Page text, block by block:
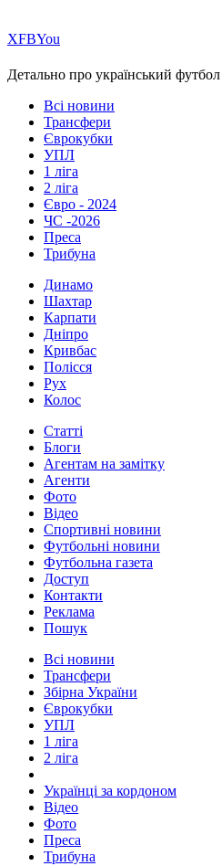
ХFBYou
Детально про український футбол
Всі новини
Трансфери
Єврокубки
УПЛ
1 ліга
2 ліга
Євро - 2024
ЧС -2026
Преса
Трибуна
Динамо
Шахтар
Карпати
Дніпро
Кривбас
Полісся
Рух
Колос
Статті
Блоги
Агентам на замітку
Агенти
Фото
Відео
Спортивні новини
Футбольні новини
Футбольна газета
Доступ
Контакти
Реклама
Пошук
Всі новини
Трансфери
Збірна України
Єврокубки
УПЛ
1 ліга
2 ліга
Українці за кордоном
Відео
Фото
Преса
Трибуна